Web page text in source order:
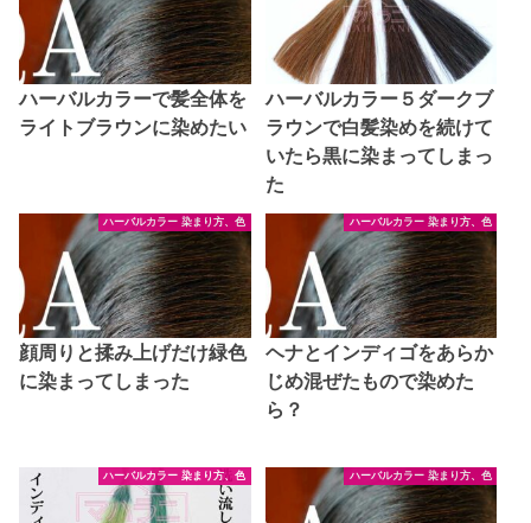
ハーバルカラーで髪全体を
ライトブラウンに染めたい
ハーバルカラー５ダークブ
ラウンで白髪染めを続けて
いたら黒に染まってしまっ
た
ハーバルカラー 染まり方、色
顔周りと揉み上げだけ緑色
に染まってしまった
ハーバルカラー 染まり方、色
ヘナとインディゴをあらか
じめ混ぜたもので染めた
ら？
ハーバルカラー 染まり方、色 ハーバルカラー 染まり方、色